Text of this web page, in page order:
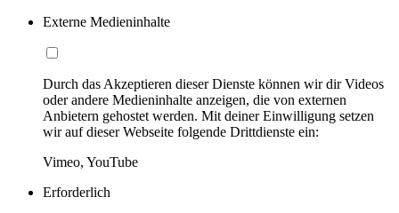
Externe Medieninhalte
Durch das Akzeptieren dieser Dienste können wir dir Videos
oder andere Medieninhalte anzeigen, die von externen
Anbietern gehostet werden. Mit deiner Einwilligung setzen
wir auf dieser Webseite folgende Drittdienste ein:
Vimeo, YouTube
Erforderlich